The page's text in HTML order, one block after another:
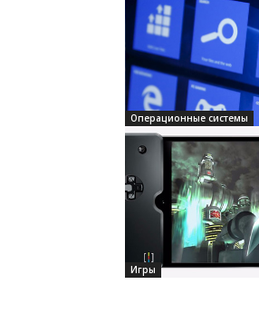
Операционные системы
Игры